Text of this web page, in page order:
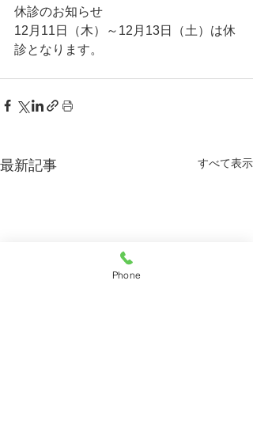
休診のお知らせ
12月11日（木）～12月13日（土）は休
診となります。
最新記事 すべて表示
Phone